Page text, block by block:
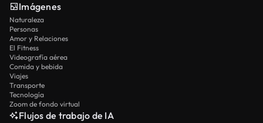
Imágenes
Naturaleza
Personas
Amor y Relaciones
El Fitness
Videografía aérea
Comida y bebida
Viajes
Transporte
Tecnología
Zoom de fondo virtual
Flujos de trabajo de IA